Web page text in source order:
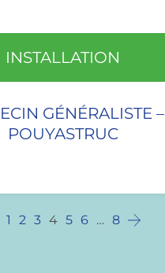
INSTALLATION
GÉNÉRALISTE –
POUYASTRUC
1 2 3 4 5 6 … 8